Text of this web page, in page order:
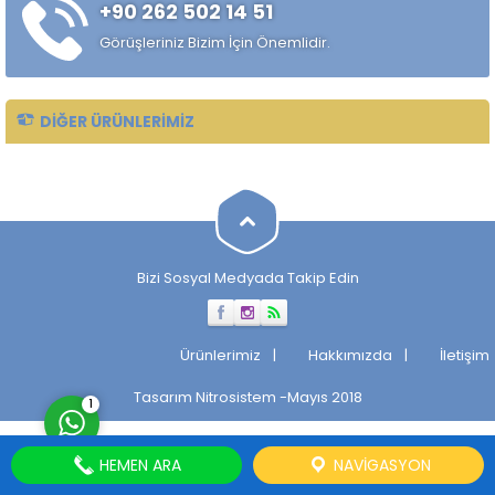
sağlamak amacıyla tercih
edilir. Düşük kesme direnci...
+90 262 502 14 51
Görüşleriniz Bizim İçin Önemlidir.
DIĞER ÜRÜNLERIMIZ
Bizi Sosyal Medyada Takip Edin
Ürünlerimiz Hakkımızda
İletişim
Tasarım Nitrosistem -Mayıs 2018
Cevap Yaz
1
HEMEN ARA NAVIGASYON